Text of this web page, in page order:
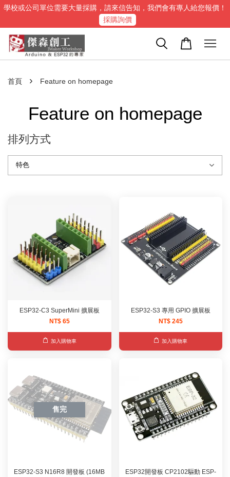
學校或公司單位需要大量採購，請來信告知，我們會有專人給您報價！
採購詢價
首頁 › Feature on homepage
Feature on homepage
排列方式
ESP32-C3 SuperMini 擴展板
NT$ 65
加入購物車
ESP32-S3 專用 GPIO 擴展板
NT$ 245
加入購物車
售完
ESP32-S3 N16R8 開發板 (16MB
ESP32開發板 CP2102驅動 ESP-